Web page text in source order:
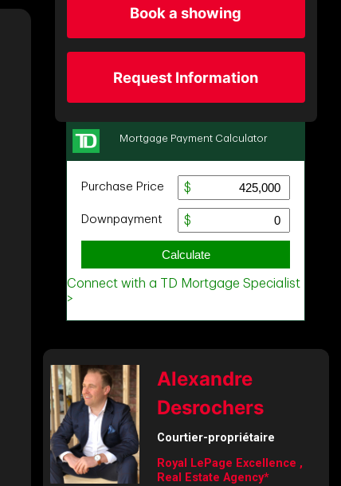
Book a showing
Request Information
Alexandre
Desrochers
Courtier-propriétaire
Royal LePage Excellence ,
Real Estate Agency*